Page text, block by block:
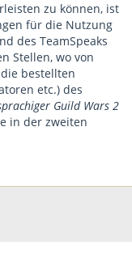
zu können, ist
für die Nutzung
des TeamSpeaks
Stellen, wo von
die bestellten
etc.) des
Guild Wars 2
in der zweiten